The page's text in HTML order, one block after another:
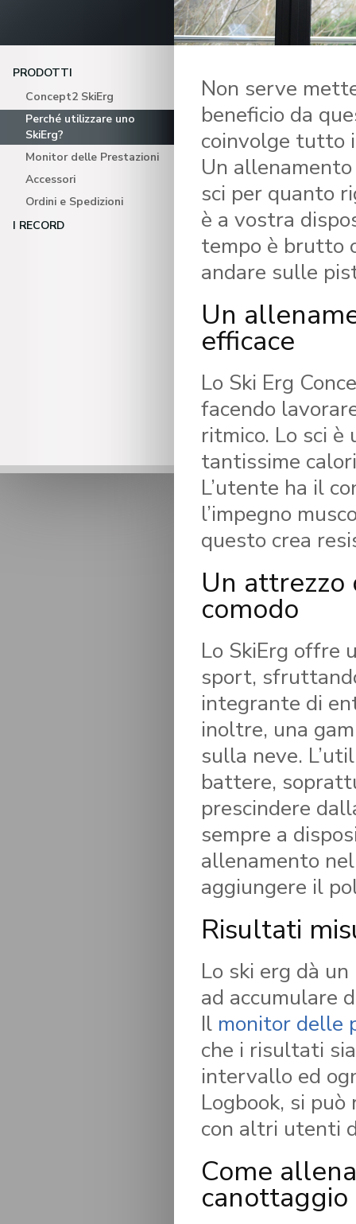
PRODOTTI
Concept2 SkiErg
Perché utilizzare uno
SkiErg?
Monitor delle Prestazioni
Accessori
Ordini e Spedizioni
I RECORD
Non serve
beneficio da
coinvolge tutto
Un
sci per quanto
è a vostra
tempo è brutto
andare sulle
Un
efficace
Lo Ski Erg
facendo
ritmico. Lo sci è
tantissime
L’utente ha il
l’impegno
questo crea
Un attrezzo
comodo
Lo SkiErg offre
sport,
integrante di
inoltre, una
sulla neve.
battere,
prescindere
sempre a
allenamento
aggiungere il
Risultati
Lo ski erg dà
ad accumulare
Il monitor delle
che i risultati
intervallo ed
Logbook, si
con altri utenti
Come
canottaggio